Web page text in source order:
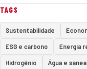
TAGS
Sustentabilidade
ESG e carbono Energia
Hidrogênio Água e